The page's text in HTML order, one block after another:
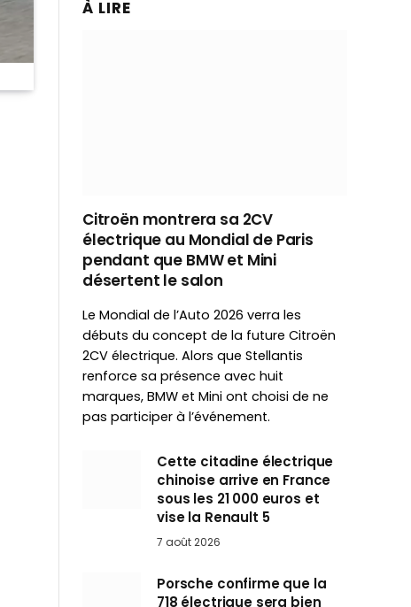
À LIRE
Citroën montrera sa 2CV
électrique au Mondial de Paris
pendant que BMW et Mini
désertent le salon
Le Mondial de l’Auto 2026 verra les
débuts du concept de la future Citroën
2CV électrique. Alors que Stellantis
renforce sa présence avec huit
marques, BMW et Mini ont choisi de ne
pas participer à l’événement.
Cette citadine électrique
chinoise arrive en France
sous les 21 000 euros et
vise la Renault 5
7 août 2026
Porsche confirme que la
718 électrique sera bien